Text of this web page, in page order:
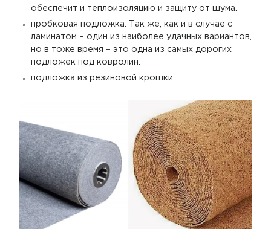
обеспечит и теплоизоляцию и защиту от шума.
пробковая подложка. Так же, как и в случае с
ламинатом – один из наиболее удачных вариантов,
но в тоже время – это одна из самых дорогих
подложек под ковролин.
подложка из резиновой крошки.